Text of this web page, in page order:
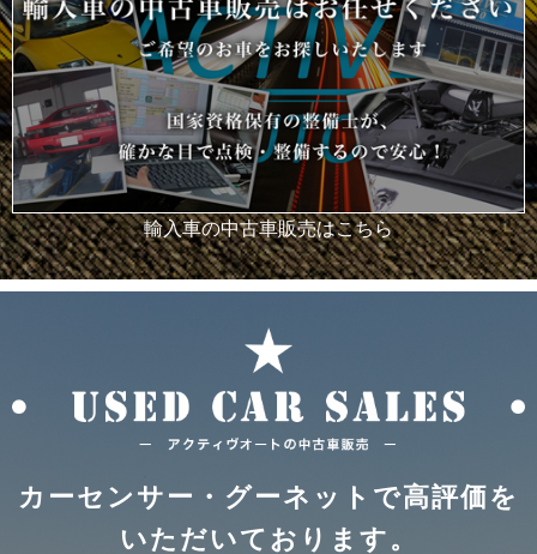
輸入車の中古車販売はこちら
カーセンサー・グーネットで高評価を
いただいております。